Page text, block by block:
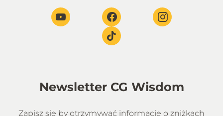
Newsletter CG Wisdom
Zapisz się by otrzymywać informacje o zniżkach